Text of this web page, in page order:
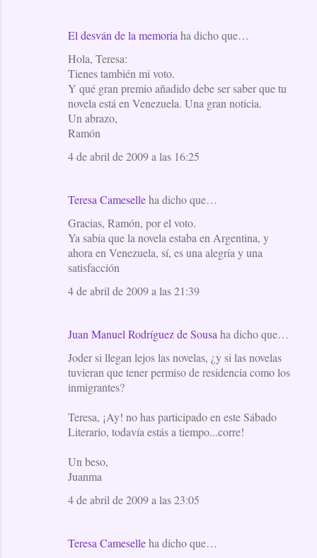
El desván de la memoria ha dicho que…
Hola, Teresa:
Tienes también mi voto.
Y qué gran premio añadido debe ser saber que tu
novela está en Venezuela. Una gran noticia.
Un abrazo,
Ramón
4 de abril de 2009 a las 16:25
Teresa Cameselleha dicho que…
Gracias, Ramón, por el voto.
Ya sabía que la novela estaba en Argentina, y
ahora en Venezuela, sí, es una alegría y una
satisfacción
4 de abril de 2009 a las 21:39
Juan Manuel Rodríguez de Sousa ha dicho que…
Joder si llegan lejos las novelas, ¿y si las novelas
tuvieran que tener permiso de residencia como los
inmigrantes?
Teresa, ¡Ay! no has participado en este Sábado
Literario, todavía estás a tiempo...corre!
Un beso,
Juanma
4 de abril de 2009 a las 23:05
Teresa Cameselleha dicho que…